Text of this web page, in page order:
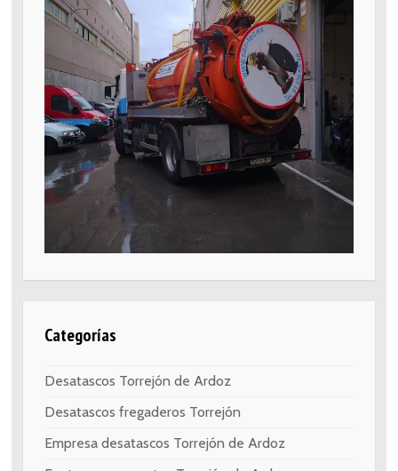
Categorías
Desatascos Torrejón de Ardoz
Desatascos fregaderos Torrejón
Empresa desatascos Torrejón de Ardoz